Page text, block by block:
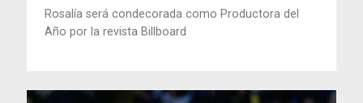
Rosalía será condecorada como Productora del
Año por la revista Billboard